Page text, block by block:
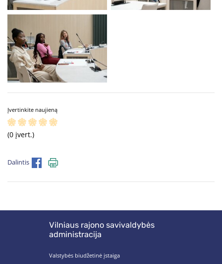
Įvertinkite naujieną
(0 įvert.)
Dalintis
Vilniaus rajono savivaldybės
administracija
Valstybės biudžetinė įstaiga